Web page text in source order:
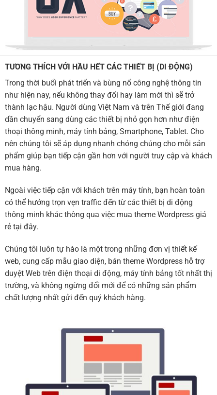
TƯƠNG THÍCH VỚI HẦU HẾT CÁC THIẾT BỊ (DI ĐỘNG)
Trong thời buổi phát triển và bùng nổ công nghệ thông tin
như hiện nay, nếu không thay đổi hay làm mới thì sẽ trở
thành lạc hậu. Người dùng Việt Nam và trên Thế giới đang
dần chuyển sang dùng các thiết bị nhỏ gọn hơn như điện
thoại thông minh, máy tính bảng, Smartphone, Tablet. Cho
nên chúng tôi sẽ áp dụng nhanh chóng chúng cho mỗi sản
phẩm giúp bạn tiếp cận gần hơn với người truy cập và khách
mua hàng.
Ngoài việc tiếp cận với khách trên máy tính, bạn hoàn toàn
có thể hưởng trọn vẹn traffic đến từ các thiết bị di động
thông minh khác thông qua việc mua theme Wordpress giá
rẻ tại đây.
Chúng tôi luôn tự hào là một trong những đơn vị thiết kế
web, cung cấp mẫu giao diện, bán theme Wordpress hỗ trợ
duyệt Web trên điện thoại di động, máy tính bảng tốt nhất thị
trường, và không ngừng đổi mới để có những sản phẩm
chất lượng nhất gửi đến quý khách hàng.